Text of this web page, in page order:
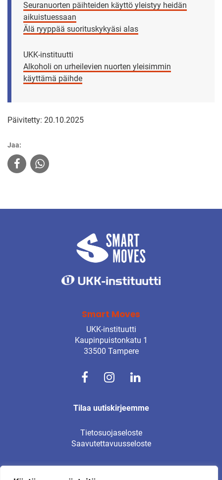
Seuranuorten päihteiden käyttö yleistyy heidän
aikuistuessaan
Älä ryyppää suorituskykyäsi alas
UKK-instituutti
Alkoholi on urheilevien nuorten yleisimmin
käyttämä päihde
Päivitetty: 20.10.2025
Jaa:
Smart Moves
UKK-instituutti
Kaupinpuistonkatu 1
33500 Tampere
Tilaa uutiskirjeemme
Tietosuojaseloste
Saavutettavuusseloste